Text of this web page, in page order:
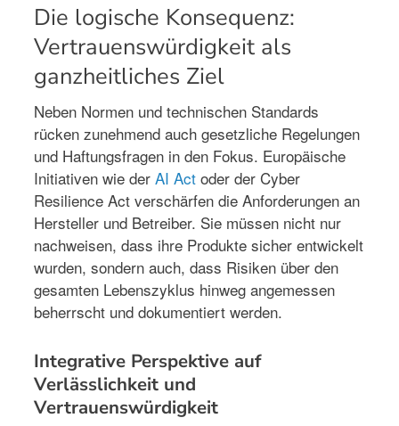
Die logische Konsequenz:
Vertrauenswürdigkeit als
ganzheitliches Ziel
Neben Normen und technischen Standards
rücken zunehmend auch gesetzliche Regelungen
und Haftungsfragen in den Fokus. Europäische
Initiativen wie der AI Act oder der Cyber
Resilience Act verschärfen die Anforderungen an
Hersteller und Betreiber. Sie müssen nicht nur
nachweisen, dass ihre Produkte sicher entwickelt
wurden, sondern auch, dass Risiken über den
gesamten Lebenszyklus hinweg angemessen
beherrscht und dokumentiert werden.
Integrative Perspektive auf
Verlässlichkeit und
Vertrauenswürdigkeit